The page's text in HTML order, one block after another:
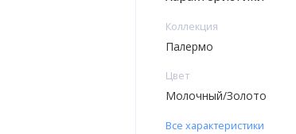
Коллекция
Палермо
Цвет
Молочный/Золото
Все характеристики